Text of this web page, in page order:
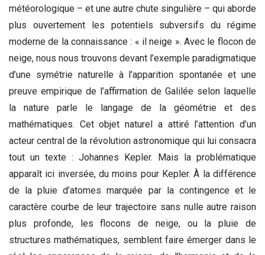
météorologique – et une autre chute singulière – qui aborde
plus ouvertement les potentiels subversifs du régime
moderne de la connaissance : « il neige ». Avec le flocon de
neige, nous nous trouvons devant l’exemple paradigmatique
d’une symétrie naturelle à l’apparition spontanée et une
preuve empirique de l’affirmation de Galilée selon laquelle
la nature parle le langage de la géométrie et des
mathématiques. Cet objet naturel a attiré l’attention d’un
acteur central de la révolution astronomique qui lui consacra
tout un texte : Johannes Kepler. Mais la problématique
apparaît ici inversée, du moins pour Kepler. À la différence
de la pluie d’atomes marquée par la contingence et le
caractère courbe de leur trajectoire sans nulle autre raison
plus profonde, les flocons de neige, ou la pluie de
structures mathématiques, semblent faire émerger dans le